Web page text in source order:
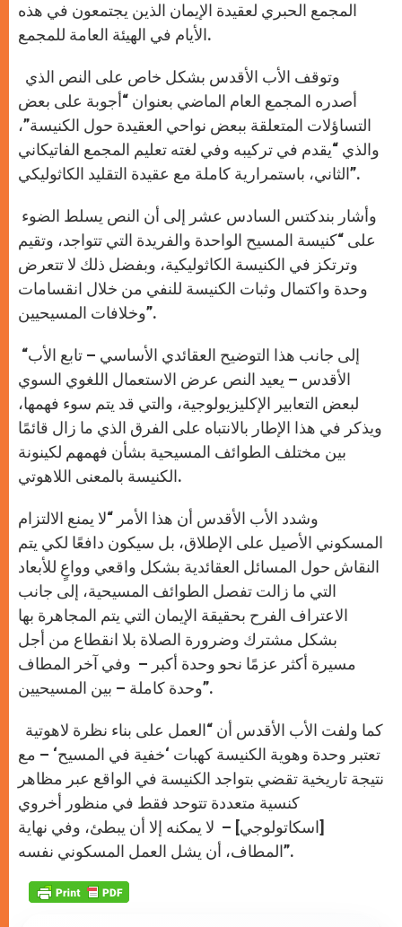
المجمع الحبري لعقيدة الإيمان الذين يجتمعون في هذه
الأيام في الهيئة العامة للمجمع.
أصدره المجمع العام الماضي بعنوان “أجوبة على بعض
التساؤلات المتعلقة ببعض نواحي العقيدة حول الكنيسة”،
والذي “يقدم في تركيبه وفي لغته تعليم المجمع الفاتيكاني
الثاني، باستمرارية كاملة مع عقيدة التقليد الكاثوليكي”.
على “كنيسة المسيح الواحدة والفريدة التي تتواجد، وتقيم
وترتكز في الكنيسة الكاثوليكية، وبفضل ذلك لا تتعرض
وحدة واكتمال وثبات الكنيسة للنفي من خلال انقسامات
وخلافات المسيحيين”.
“إلى جانب هذا التوضيح العقائدي الأساسي – تابع الأب
الأقدس – يعيد النص عرض الاستعمال اللغوي السوي
لبعض التعابير الإكليزيولوجية، والتي قد يتم سوء فهمها،
ويذكر في هذا الإطار بالانتباه على الفرق الذي ما زال قائمًا
بين مختلف الطوائف المسيحية بشأن فهمهم لكينونة
الكنيسة بالمعنى اللاهوتي.
وشدد الأب الأقدس أن هذا الأمر “لا يمنع الالتزام
المسكوني الأصيل على الإطلاق، بل سيكون دافعًا لكي يتم
النقاش حول المسائل العقائدية بشكل واقعي وواعٍ للأبعاد
التي ما زالت تفصل الطوائف المسيحية، إلى جانب
الاعتراف الفرح بحقيقة الإيمان التي يتم المجاهرة بها
بشكل مشترك وضرورة الصلاة بلا انقطاع من أجل
مسيرة أكثر عزمًا نحو وحدة أكبر – وفي آخر المطاف
وحدة كاملة – بين المسيحيين”.
تعتبر وحدة وهوية الكنيسة كهبات ‘خفية في المسيح‘ – مع
نتيجة تاريخية تقضي بتواجد الكنيسة في الواقع عبر مظاهر
كنسية متعددة تتوحد فقط في منظور أخروي
[اسكاتولوجي] – لا يمكنه إلا أن يبطئ، وفي نهاية
المطاف، أن يشل العمل المسكوني نفسه”.